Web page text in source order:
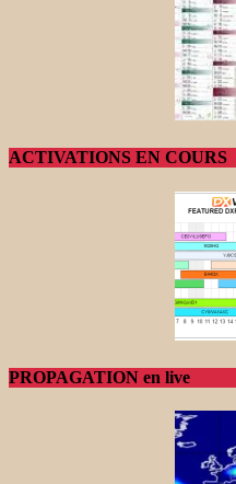
ACTIVATIONS EN COURS
PROPAGATION en live